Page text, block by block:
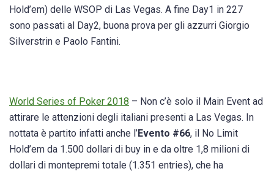
Hold’em) delle WSOP di Las Vegas. A fine Day1 in 227
sono passati al Day2, buona prova per gli azzurri Giorgio
Silverstrin e Paolo Fantini.
World Series of Poker 2018 – Non c’è solo il Main Event ad
attirare le attenzioni degli italiani presenti a Las Vegas. In
nottata è partito infatti anche l’Evento #66, il No Limit
Hold’em da 1.500 dollari di buy in e da oltre 1,8 milioni di
dollari di montepremi totale (1.351 entries), che ha